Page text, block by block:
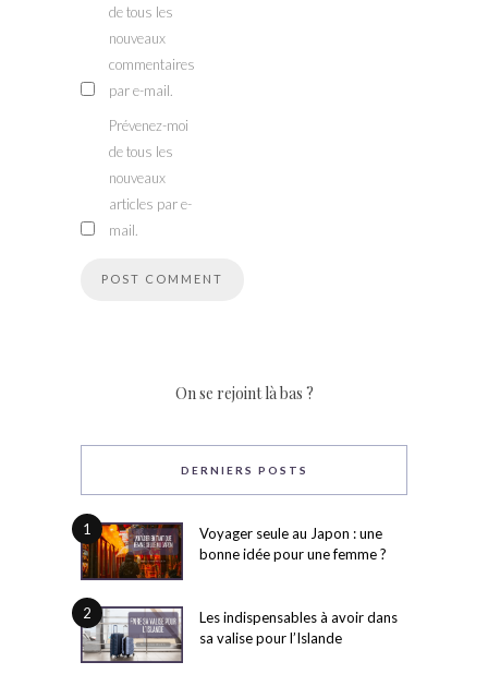
de tous les
nouveaux
commentaires
par e-mail.
Prévenez-moi
de tous les
nouveaux
articles par e-
mail.
On se rejoint là bas ?
DERNIERS POSTS
1
Voyager seule au Japon : une
bonne idée pour une femme ?
2
Les indispensables à avoir dans
sa valise pour l’Islande